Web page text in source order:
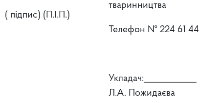
( підпис) (П.І.П.)
тваринництва
Телефон № 224 61 44
Укладач:____________
Л.А. Пожидаєва